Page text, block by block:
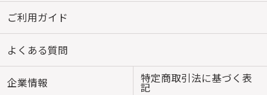
ご利用ガイド
よくある質問
企業情報 特定商取引法に基づく表
記